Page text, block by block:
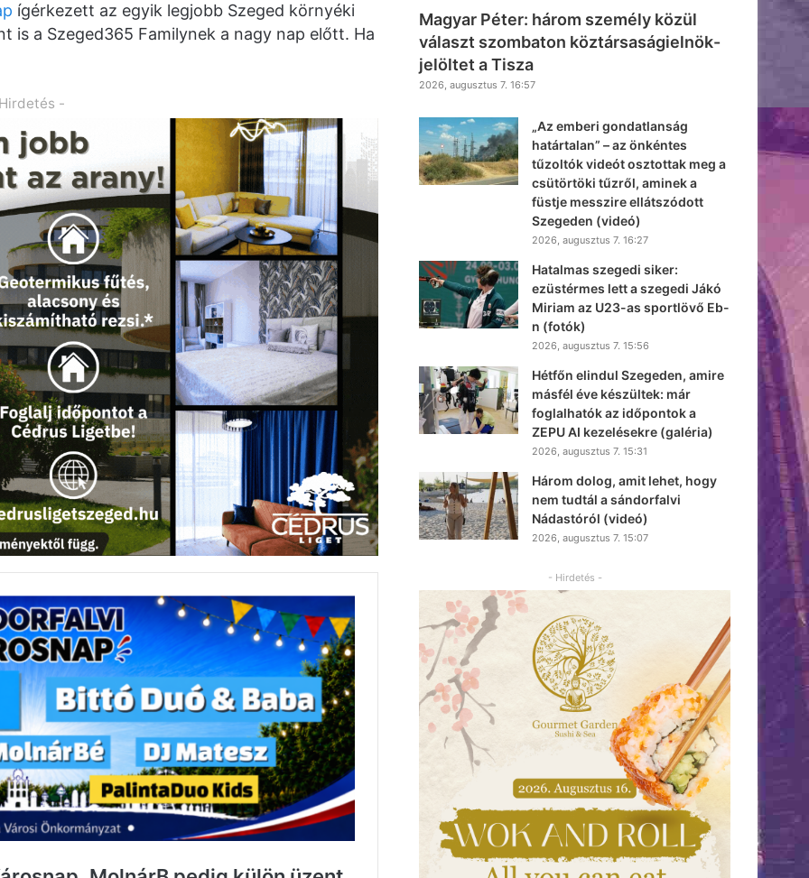
ígérkezett az egyik legjobb Szeged környéki
is a Szeged365 Familynek a nagy nap előtt. Ha
-
Magyar Péter: három személy közül
választ szombaton köztársaságielnök-
jelöltet a Tisza
2026, augusztus 7. 16:57
„Az emberi gondatlanság
határtalan” – az önkéntes
tűzoltók videót osztottak meg a
csütörtöki tűzről, aminek a
füstje messzire ellátszódott
Szegeden (videó)
2026, augusztus 7. 16:27
Hatalmas szegedi siker:
ezüstérmes lett a szegedi Jákó
Miriam az U23-as sportlövő Eb-
n (fotók)
2026, augusztus 7. 15:56
Hétfőn elindul Szegeden, amire
másfél éve készültek: már
foglalhatók az időpontok a
ZEPU AI kezelésekre (galéria)
2026, augusztus 7. 15:31
Három dolog, amit lehet, hogy
nem tudtál a sándorfalvi
Nádastóról (videó)
2026, augusztus 7. 15:07
- Hirdetés -